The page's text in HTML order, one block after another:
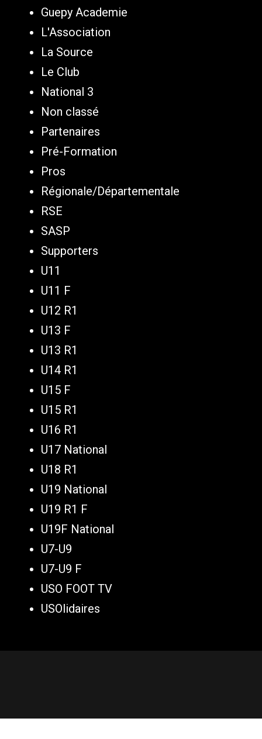
Guepy Academie
L'Association
La Source
Le Club
National 3
Non classé
Partenaires
Pré-Formation
Pros
Régionale/Départementale
RSE
SASP
Supporters
U11
U11 F
U12 R1
U13 F
U13 R1
U14 R1
U15 F
U15 R1
U16 R1
U17 National
U18 R1
U19 National
U19 R1 F
U19F National
U7-U9
U7-U9 F
USO FOOT TV
USOlidaires